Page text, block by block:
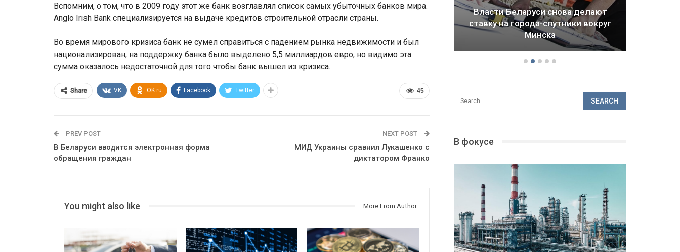
Вспомним, о том, что в 2009 году этот же банк возглавлял список самых убыточных банков мира.
Anglo Irish Bank специализируется на выдаче кредитов строительной отрасли страны.
Во время мирового кризиса банк не сумел справиться с падением рынка недвижимости и был
национализирован, на поддержку банка было выделено 5,5 миллиардов евро, но видимо эта
сумма оказалось недостаточной для того чтобы банк вышел из кризиса.
45
Share VK OK.ru Facebook Twitter
PREV POST
В Беларуси вводится электронная форма
обращения граждан
NEXT POST
МИД Украины сравнил Лукашенко с
диктатором Франко
You might also like More From Author
ВТБ Банка старше
ЕС ввёл санкции против
Мозырского НПЗ и расширил
Власти Беларуси снова делают
ставку на города-спутники вокруг
Драма Детройта: как ломается
будущее городов и стран
В фокусе